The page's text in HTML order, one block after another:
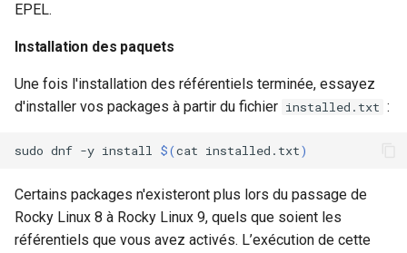
EPEL.
Installation des paquets
Une fois l'installation des référentiels terminée, essayez
d'installer vos packages à partir du fichier installed.txt :
sudo dnf -y install $(cat installed.txt)
Certains packages n'existeront plus lors du passage de
Rocky Linux 8 à Rocky Linux 9, quels que soient les
référentiels que vous avez activés. L’exécution de cette